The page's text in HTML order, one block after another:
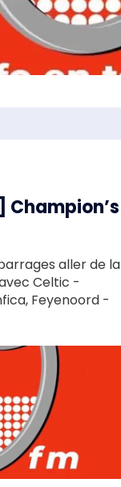
Champion’s
aller de la
Celtic -
Feyenoord -